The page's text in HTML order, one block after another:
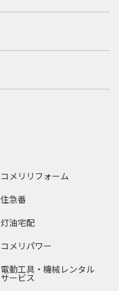
コメリリフォーム
住急番
灯油宅配
コメリパワー
電動工具・機械レンタル
サービス